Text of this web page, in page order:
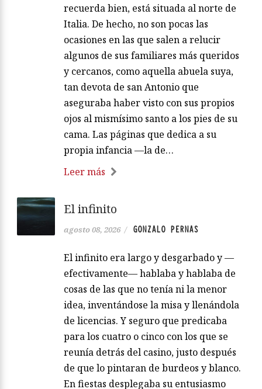
recuerda bien, está situada al norte de
Italia. De hecho, no son pocas las
ocasiones en las que salen a relucir
algunos de sus familiares más queridos
y cercanos, como aquella abuela suya,
tan devota de san Antonio que
aseguraba haber visto con sus propios
ojos al mismísimo santo a los pies de su
cama. Las páginas que dedica a su
propia infancia —la de…
Leer más
El infinito
agosto 08, 2026 / GONZALO PERNAS
El infinito era largo y desgarbado y —
efectivamente— hablaba y hablaba de
cosas de las que no tenía ni la menor
idea, inventándose la misa y llenándola
de licencias. Y seguro que predicaba
para los cuatro o cinco con los que se
reunía detrás del casino, justo después
de que lo pintaran de burdeos y blanco.
En fiestas desplegaba su entusiasmo